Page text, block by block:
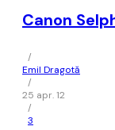
Canon
/
Emil Dragotă
/
25 apr. 12
/
3